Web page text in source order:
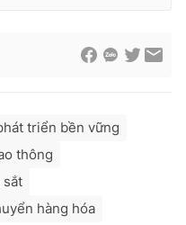
triển bền vững
thông
sắt
hàng hóa